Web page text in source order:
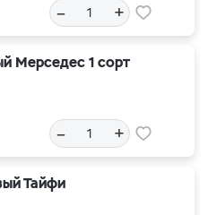
– +
Мерседес 1 сорт
– +
Тайфи